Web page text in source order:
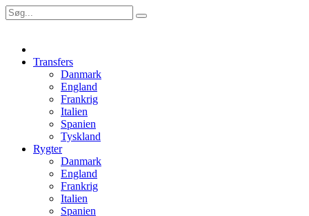
Transfers
Danmark
England
Frankrig
Italien
Spanien
Tyskland
Rygter
Danmark
England
Frankrig
Italien
Spanien